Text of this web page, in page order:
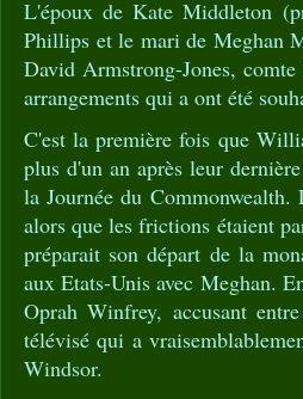
L'époux de Kate Middleton
Phillips et le mari de Meghan
David Armstrong-Jones,
arrangements qui a ont été
C'est la première fois que
plus d'un an après leur
la Journée du Commonwealth.
alors que les frictions étaient
préparait son départ de la
aux Etats-Unis avec Meghan.
Oprah Winfrey, accusant
télévisé qui a
Windsor.